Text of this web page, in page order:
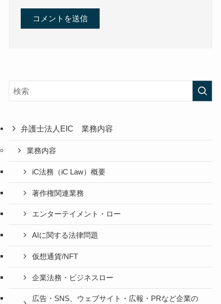
弁護士法人EIC 業務内容
業務内容
iC法務（iC Law）概要
著作権関連業務
エンターテイメント・ロー
AIに関する法律問題
仮想通貨/NFT
企業法務・ビジネスロー
広告・SNS、ウェブサイト・広報・PRなど企業の